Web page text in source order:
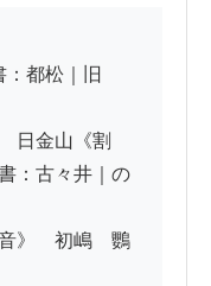
日金山《割
：古々井｜の
》　初嶋　鸚